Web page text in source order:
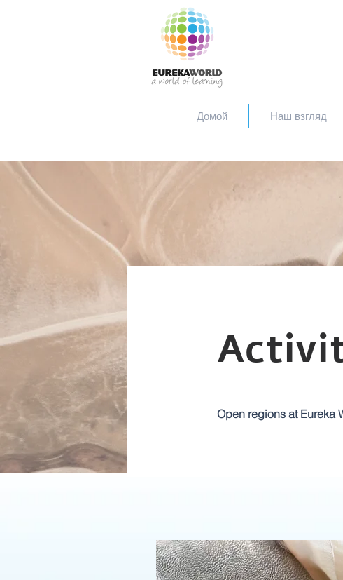
Домой Наш взгляд
Open regions at Eureka